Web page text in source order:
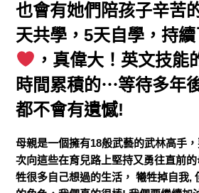
也會有她們陪孩子辛苦
天共學，5天自學，持
，真偉大！英文技能
時間累積的⋯等待多年
都不會有遺憾!
母親是一個擁有18般武藝的武林高手
次向這些在育兒路上堅持又勇往直前
牲很多自己想過的生活， 犧牲掉自我,